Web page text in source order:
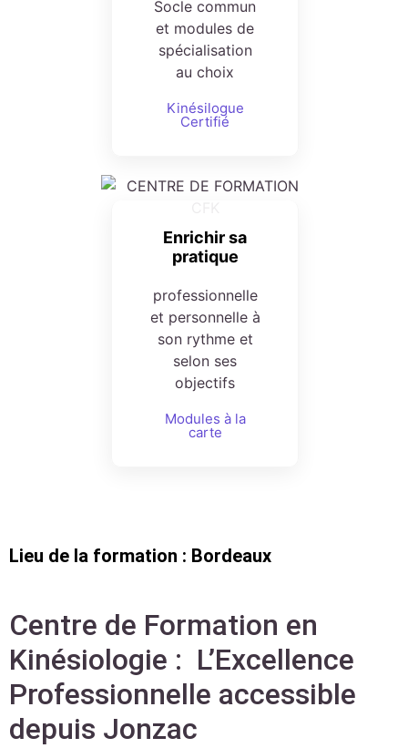
Socle commun
et modules de
spécialisation
au choix
Kinésilogue
Certifié
Enrichir sa
pratique
professionnelle
et personnelle à
son rythme et
selon ses
objectifs
Modules à la
carte
Lieu de la formation : Bordeaux
Centre de Formation en
Kinésiologie : L’Excellence
Professionnelle accessible
depuis Jonzac